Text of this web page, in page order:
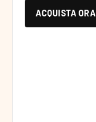
ACQUISTA ORA